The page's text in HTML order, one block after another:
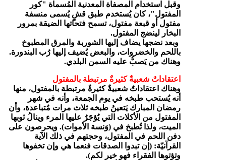
وقبل استخدام المصفاة المعدنية المُسماة "كور
المفتول"، كان يُستخدم طبق قشٍ يُسمى منسفة
مفتول أو قبعة مفتول، تسمح فتحاتها الضيقة بمرور
البخار لينضج المفتول.
وبعد نضجها يضاف إليها الشوربة والمرق المطبوخ
باللحم والخضروات، والبعض يُضيف إليها رُب البندورة.
وهناك من يَصبُّ عليه السمن البلدي.
اعتقاداتٌ شعبيةٌ كثيرةٌ مرتبطة بالمفتول
وهناك اعتقاداتٌ شعبيةٌ كثيرةٌ مرتبطة بالمفتول، منها
أنه يُستحب طبخه في يوم الجمعة، وأنه في شهر
رمضان المبارك يَتعينُ طبخه ثلاث مرات مُتباعدة، وأن
المفتول من الأكلات التي يُؤجَرُ عليها المرء وينالُ ثوبها
الميت، ولذا تُطبخ في (وَنسة الأموات). ويحرصون على
دفن اللحم في المفتول، وحجتهم في ذلك الآية
القرآنيّة: (إن تبدوا الصدقات فنعما هي وإن تخفوها
وتؤتوها الفقراء فهو خير لكم).